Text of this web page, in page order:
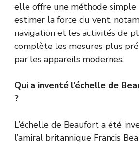
elle offre une méthode
estimer la force du vent,
navigation et les activités de
complète les mesures plus
par les appareils modernes.
Qui a inventé l’échelle de
?
L’échelle de Beaufort a été
l’amiral britannique Francis